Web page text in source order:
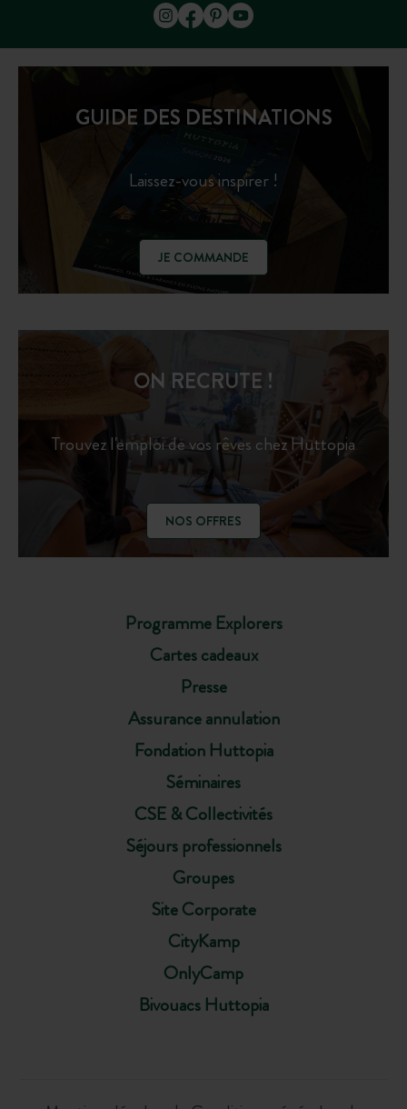
GUIDE DES DESTINATIONS
Laissez-vous inspirer !
JE COMMANDE
Programme Explorers
Cartes cadeaux
Presse
Assurance annulation
Fondation Huttopia
Séminaires
CSE & Collectivités
Séjours professionnels
Groupes
Site Corporate
CityKamp
OnlyCamp
Bivouacs Huttopia
ON RECRUTE !
Trouvez l'emploi de vos rêves chez Huttopia
NOS OFFRES